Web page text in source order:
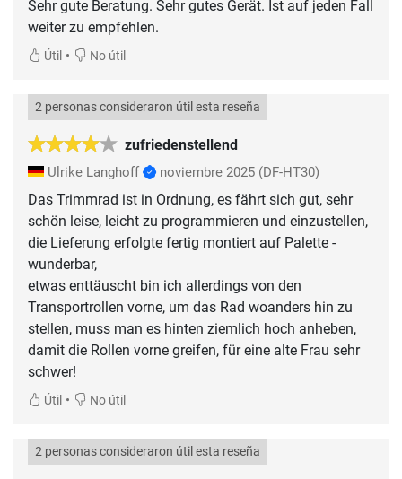
Sehr gute Beratung. Sehr gutes Gerät. Ist auf jeden Fall
weiter zu empfehlen.
Útil • No útil
zufriedenstellend
2 personas consideraron útil esta reseña
Ulrike Langhoff noviembre 2025 (DF-HT30)
Das Trimmrad ist in Ordnung, es fährt sich gut, sehr
schön leise, leicht zu programmieren und einzustellen,
die Lieferung erfolgte fertig montiert auf Palette -
wunderbar,
etwas enttäuscht bin ich allerdings von den
Transportrollen vorne, um das Rad woanders hin zu
stellen, muss man es hinten ziemlich hoch anheben,
damit die Rollen vorne greifen, für eine alte Frau sehr
schwer!
Útil • No útil
2 personas consideraron útil esta reseña